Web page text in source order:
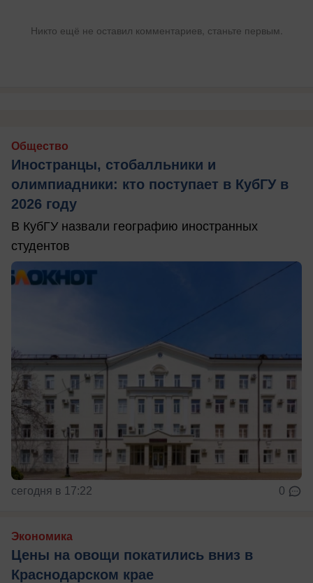
Никто ещё не оставил комментариев, станьте первым.
Общество
Иностранцы, стобалльники и
олимпиадники: кто поступает в КубГУ в
2026 году
В КубГУ назвали географию иностранных
студентов
сегодня в 17:22 0
Экономика
Цены на овощи покатились вниз в
Краснодарском крае